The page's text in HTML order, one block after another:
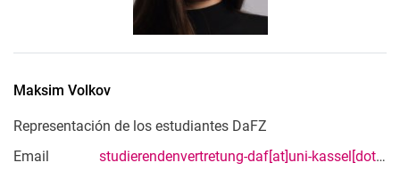
Maksim Volkov
Representación de los estudiantes DaFZ
Email
studierendenvertretung-daf[at]uni-kassel[dot]de